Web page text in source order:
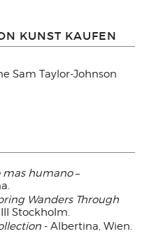
KUNST KAUFEN
Sam Taylor-Johnson
mas humano–
Wanders Through
Stockholm.
- Albertina, Wien.